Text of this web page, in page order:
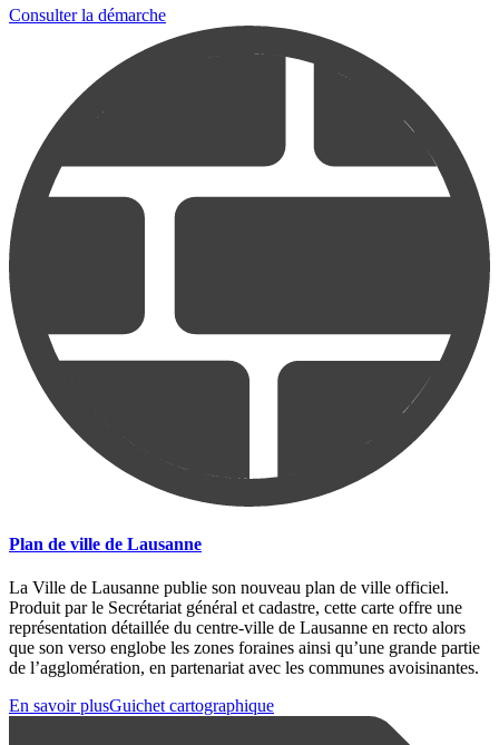
Consulter la démarche
Plan de ville de Lausanne
La Ville de Lausanne publie son nouveau plan de ville officiel.
Produit par le Secrétariat général et cadastre, cette carte offre une
représentation détaillée du centre-ville de Lausanne en recto alors
que son verso englobe les zones foraines ainsi qu’une grande partie
de l’agglomération, en partenariat avec les communes avoisinantes.
En savoir plusGuichet cartographique